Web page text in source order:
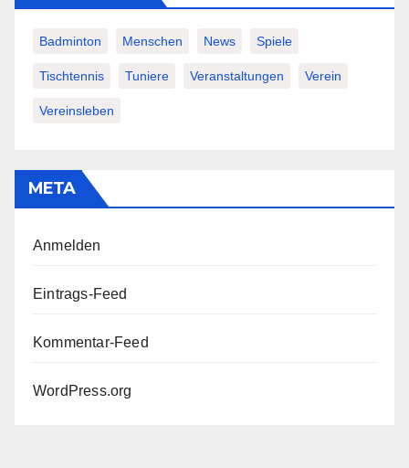
Badminton Menschen News Spiele
Tischtennis Tuniere Veranstaltungen Verein
Vereinsleben
META
Anmelden
Eintrags-Feed
Kommentar-Feed
WordPress.org